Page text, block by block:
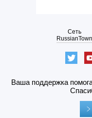
Сеть
RussianTown
Ваша поддержка